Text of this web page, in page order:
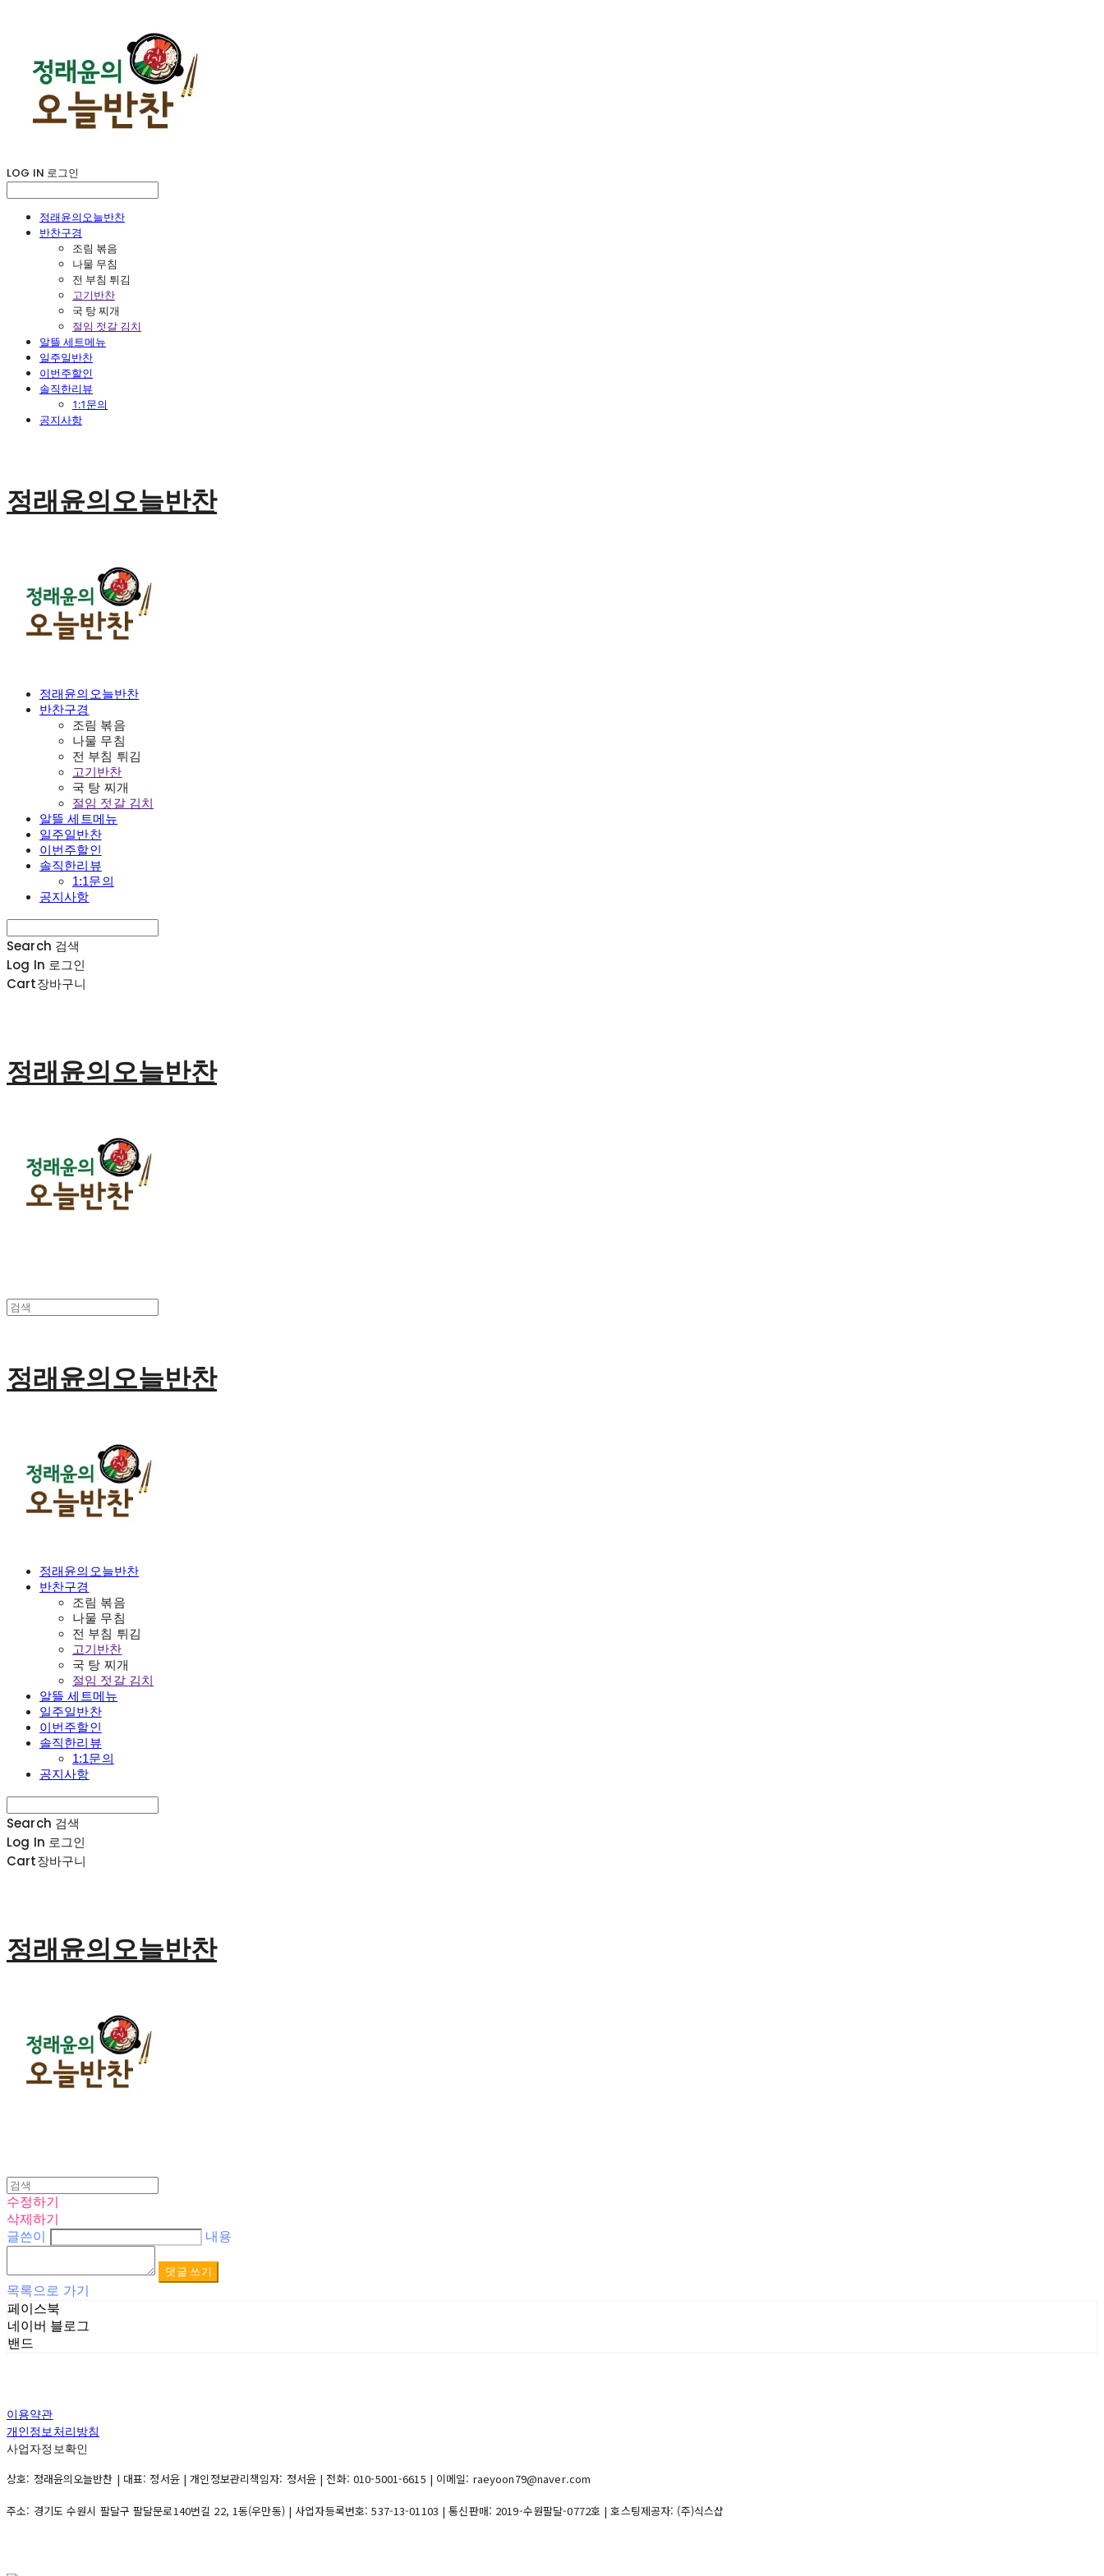
LOG IN 로그인
정래윤의오늘반찬
반찬구경
조림 볶음
나물 무침
전 부침 튀김
고기반찬
국 탕 찌개
절임 젓갈 김치
알뜰 세트메뉴
일주일반찬
이번주할인
솔직한리뷰
1:1문의
공지사항
정래윤의오늘반찬
정래윤의오늘반찬
반찬구경
조림 볶음
나물 무침
전 부침 튀김
고기반찬
국 탕 찌개
절임 젓갈 김치
알뜰 세트메뉴
일주일반찬
이번주할인
솔직한리뷰
1:1문의
공지사항
Search 검색
Log In 로그인
Cart장바구니
정래윤의오늘반찬
정래윤의오늘반찬
정래윤의오늘반찬
반찬구경
조림 볶음
나물 무침
전 부침 튀김
고기반찬
국 탕 찌개
절임 젓갈 김치
알뜰 세트메뉴
일주일반찬
이번주할인
솔직한리뷰
1:1문의
공지사항
Search 검색
Log In 로그인
Cart장바구니
정래윤의오늘반찬
수정하기
삭제하기
글쓴이
내용
댓글 쓰기
목록으로 가기
페이스북
네이버 블로그
밴드
이용약관
개인정보처리방침
사업자정보확인
상호: 정래윤의오늘반찬 | 대표: 정서윤 | 개인정보관리책임자: 정서윤 | 전화: 010-5001-6615 | 이메일: raeyoon79@naver.com
주소: 경기도 수원시 팔달구 팔달문로140번길 22, 1동(우만동) | 사업자등록번호:537-13-01103 | 통신판매: 2019-수원팔달-0772호 | 호스팅제공자: (주)식스샵